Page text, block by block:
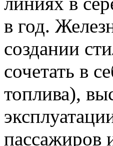
в год.
создании
сочетать в
топлива),
пассажиров